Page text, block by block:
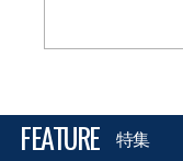
FEATURE 特集